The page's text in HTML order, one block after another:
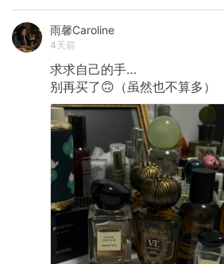
雨馨Caroline
4天前
求求自己的手…
别再买了🙃（虽然也不算多）